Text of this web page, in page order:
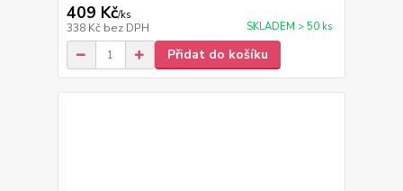
409 Kč/ks
338 Kč bez DPH SKLADEM > 50 ks
Přidat do košíku